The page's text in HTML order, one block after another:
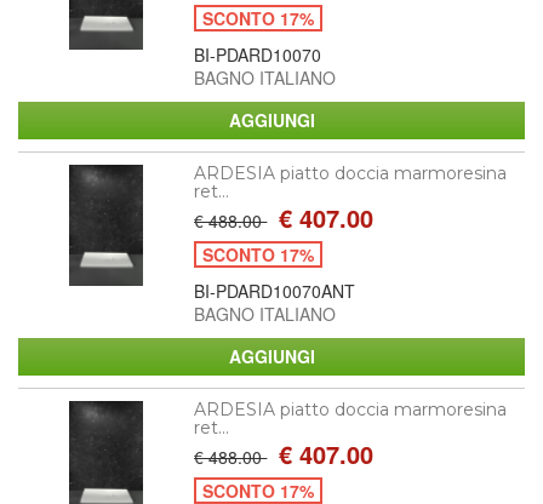
SCONTO 17%
BI-PDARD10070
BAGNO ITALIANO
ARDESIA piatto doccia marmoresina
ret...
€ 488.00 € 407.00
SCONTO 17%
BI-PDARD10070ANT
BAGNO ITALIANO
ARDESIA piatto doccia marmoresina
ret...
€ 488.00 € 407.00
SCONTO 17%